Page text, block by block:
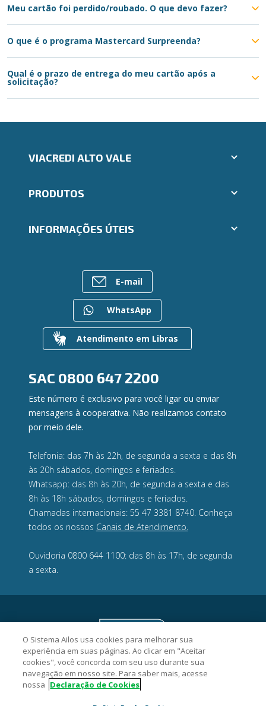
Meu cartão foi perdido/roubado. O que devo fazer?
O que é o programa Mastercard Surpreenda?
Qual é o prazo de entrega do meu cartão após a
solicitação?
VIACREDI ALTO VALE
Indique um amigo
Segunda via e atualização de boletos
Trabalhe Conosco
Mapa do site
Gerenciar Cookies
PRODUTOS
Consórcios
Para empresas
INFORMAÇÕES ÚTEIS
Postos de Atendimento
Regularização de dívidas
Valores a Receber
Contato
Canal de Ética
Ouvidoria
E-mail
WhatsApp
Atendimento em Libras
SAC 0800 647 2200
Este número é exclusivo para você ligar ou enviar
mensagens à cooperativa. Não realizamos contato
por meio dele.
Telefonia: das 7h às 22h, de segunda a sexta e das 8h
às 20h sábados, domingos e feriados.
Whatsapp: das 8h às 20h, de segunda a sexta e das
8h às 18h sábados, domingos e feriados.
Chamadas internacionais: 55 47 3381 8740. Conheça
todos os nossos Canais de Atendimento.
Ouvidoria 0800 644 1100: das 8h às 17h, de segunda
a sexta.
O Sistema Ailos usa cookies para melhorar sua
experiência em suas páginas. Ao clicar em "Aceitar
cookies", você concorda com seu uso durante sua
navegação em nosso site. Para saber mais, acesse
nossa Declaração de Cookies